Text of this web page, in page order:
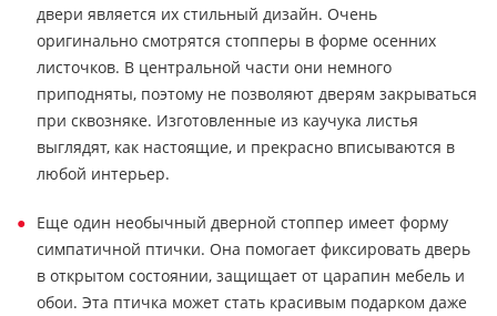
двери является их стильный дизайн. Очень
оригинально смотрятся стопперы в форме осенних
листочков. В центральной части они немного
приподняты, поэтому не позволяют дверям закрываться
при сквозняке. Изготовленные из каучука листья
выглядят, как настоящие, и прекрасно вписываются в
любой интерьер.
Еще один необычный дверной стоппер имеет форму
симпатичной птички. Она помогает фиксировать дверь
в открытом состоянии, защищает от царапин мебель и
обои. Эта птичка может стать красивым подарком даже